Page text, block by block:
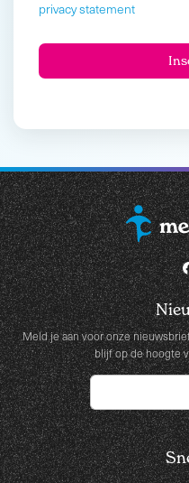
privacy statement
Meld je aan voor onze
blijf op de hoogte